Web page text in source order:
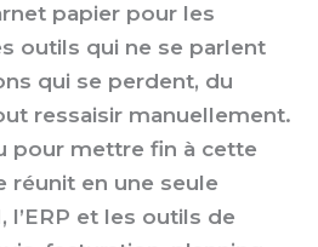
papier pour les
outils qui ne se parlent
qui se perdent, du
ressaisir manuellement.
pour mettre fin à cette
réunit en une seule
l’ERP et les outils de